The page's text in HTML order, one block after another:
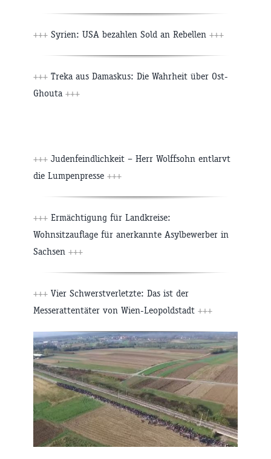
+++ Syrien: USA bezahlen Sold an Rebellen +++
+++ Treka aus Damaskus: Die Wahrheit über Ost-
Ghouta +++
+++ Judenfeindlichkeit – Herr Wolffsohn entlarvt
die Lumpenpresse +++
+++ Ermächtigung für Landkreise:
Wohnsitzauflage für anerkannte Asylbewerber in
Sachsen +++
+++ Vier Schwerstverletzte: Das ist der
Messerattentäter von Wien-Leopoldstadt +++